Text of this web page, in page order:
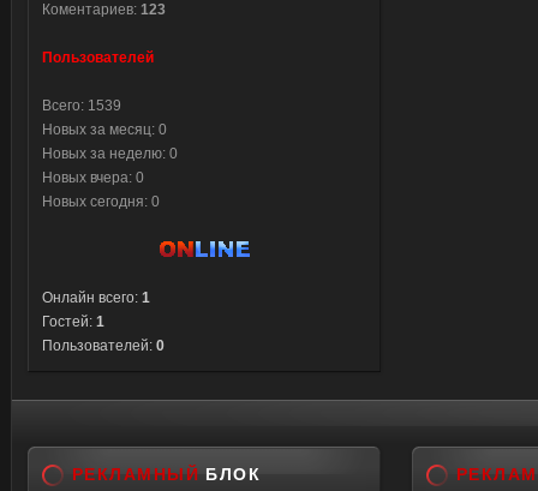
Коментариев: 123
Пользователей
Всего: 1539
Новых за месяц: 0
Новых за неделю: 0
Новых вчера: 0
Новых сегодня: 0
Онлайн всего: 1
Гостей: 1
Пользователей: 0
РЕКЛАМНЫЙ БЛОК